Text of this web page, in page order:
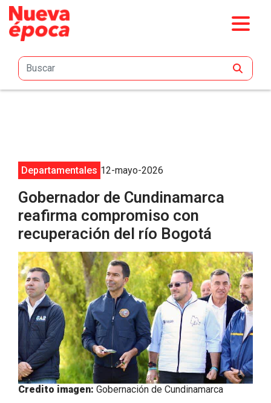
Saltar al contenido principal
Departamentales 12-mayo-2026
Gobernador de Cundinamarca
reafirma compromiso con
recuperación del río Bogotá
Credito imagen: Gobernación de Cundinamarca